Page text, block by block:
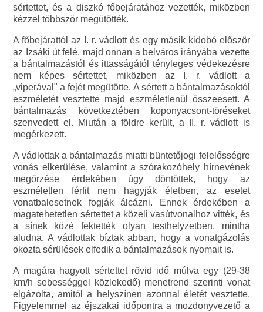
sértettet, és a diszkó főbejáratához vezették, miközben
kézzel többször megütötték.
A főbejárattól az I. r. vádlott és egy másik kidobó először
az Izsáki út felé, majd onnan a belváros irányába vezette
a bántalmazástól és ittasságától tényleges védekezésre
nem képes sértettet, miközben az I. r. vádlott a
„viperával" a fejét megütötte. A sértett a bántalmazásoktól
eszméletét vesztette majd eszméletlenül összeesett. A
bántalmazás következtében koponyacsont-töréseket
szenvedett el. Miután a földre került, a II. r. vádlott is
megérkezett.
A vádlottak a bántalmazás miatti büntetőjogi felelősségre
vonás elkerülése, valamint a szórakozóhely hírnevének
megőrzése érdekében úgy döntöttek, hogy az
eszméletlen férfit nem hagyják életben, az esetet
vonatbalesetnek fogják álcázni. Ennek érdekében a
magatehetetlen sértettet a közeli vasútvonalhoz vitték, és
a sínek közé fektették olyan testhelyzetben, mintha
aludna. A vádlottak bíztak abban, hogy a vonatgázolás
okozta sérülések elfedik a bántalmazások nyomait is.
A magára hagyott sértettet rövid idő múlva egy (29-38
km/h sebességgel közlekedő) menetrend szerinti vonat
elgázolta, amitől a helyszínen azonnal életét vesztette.
Figyelemmel az éjszakai időpontra a mozdonyvezető a